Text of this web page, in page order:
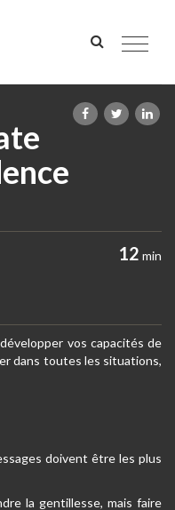
Toggle
12 min
vos capacités de
dans toutes les situations,
doivent être les plus
la gentillesse, mais faire